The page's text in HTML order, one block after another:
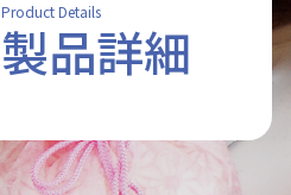
Product Details
製品詳細